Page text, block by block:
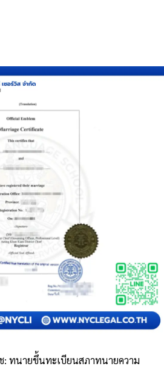
: ทนายขึ้นทะเบียนสภาทนายความ